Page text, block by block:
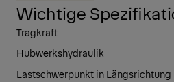
Wichtige
Tragkraft
Hubwerkshydraulik
Lastschwerpunkt in Längsrichtung